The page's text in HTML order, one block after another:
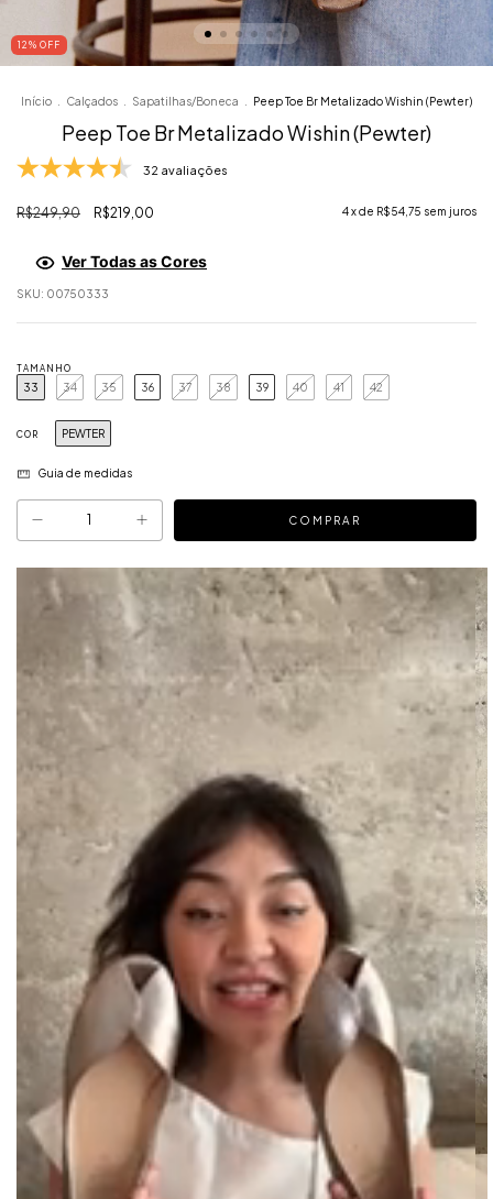
12 % OFF
Início Calçados Sapatilhas/Boneca Peep Toe Br Metalizado Wishin (Pewter)
Peep Toe Br Metalizado Wishin (Pewter)
32 avaliações
R$249,90 R$219,00 4x de R$54,75 sem juros
Ver Todas as Cores
SKU: 00750333
TAMANHO
33 34 35 36 37 38 39 40 41 42
COR PEWTER
Guia de medidas